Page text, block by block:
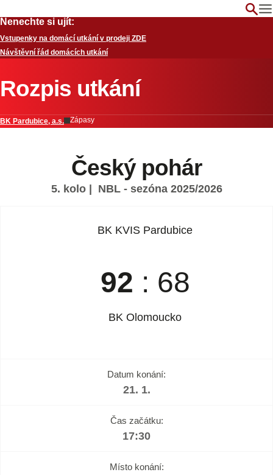
Nenechte si ujít:
Vstupenky na domácí utkání v prodeji ZDE
Návštěvní řád domácích utkání
Rozpis utkání
BK Pardubice, a.s. Zápasy
Český pohár
5. kolo | NBL - sezóna 2025/2026
BK KVIS Pardubice
92 : 68
BK Olomoucko
Datum konání:
21. 1.
Čas začátku:
17:30
Místo konání: